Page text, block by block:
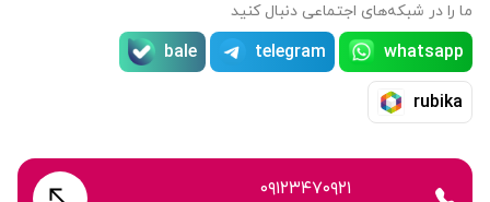
ما را در شبکه‌های اجتماعی دنبال کنید
whatsapp
telegram
bale
rubika
۰۹۱۲۳۴۷۰۹۲۱